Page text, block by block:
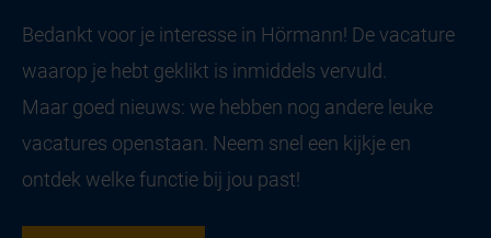
Bedankt voor je interesse in Hörmann! De vacature
waarop je hebt geklikt is inmiddels vervuld.
Maar goed nieuws: we hebben nog andere leuke
vacatures openstaan. Neem snel een kijkje en
ontdek welke functie bij jou past!